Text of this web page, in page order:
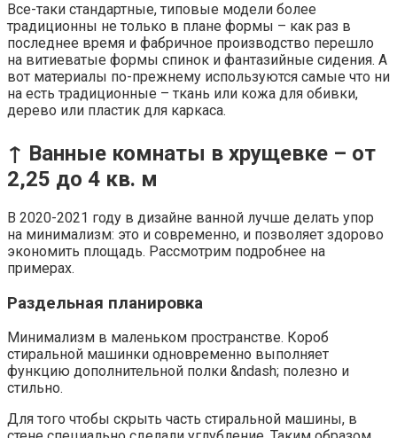
Все-таки стандартные, типовые модели более
традиционны не только в плане формы – как раз в
последнее время и фабричное производство перешло
на витиеватые формы спинок и фантазийные сидения. А
вот материалы по-прежнему используются самые что ни
на есть традиционные – ткань или кожа для обивки,
дерево или пластик для каркаса.
↑ Ванные комнаты в хрущевке – от
2,25 до 4 кв. м
В 2020-2021 году в дизайне ванной лучше делать упор
на минимализм: это и современно, и позволяет здорово
экономить площадь. Рассмотрим подробнее на
примерах.
Раздельная планировка
Минимализм в маленьком пространстве. Короб
стиральной машинки одновременно выполняет
функцию дополнительной полки &ndash; полезно и
стильно.
Для того чтобы скрыть часть стиральной машины, в